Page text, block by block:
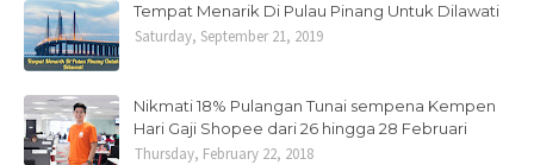
Tempat Menarik Di Pulau Pinang Untuk Dilawati
Saturday, September 21, 2019
Nikmati 18% Pulangan Tunai sempena Kempen
Hari Gaji Shopee dari 26 hingga 28 Februari
Thursday, February 22, 2018